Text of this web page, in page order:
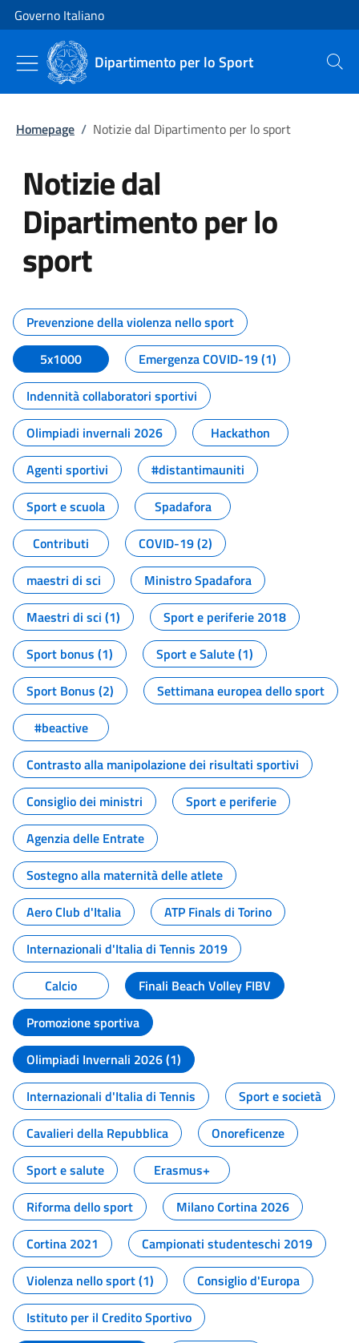
Vai al contenuto
Vai alla navigazione del sito
Governo Italiano
Dipartimento per lo Sport Cerca
Homepage / Notizie dal Dipartimento per lo sport
Notizie dal
Dipartimento per lo
sport
Tutti i contenuti della pagina
Prevenzione della violenza nello sport
5x1000
Emergenza COVID-19 (1)
Indennità collaboratori sportivi
Olimpiadi invernali 2026
Hackathon
Agenti sportivi
#distantimauniti
Sport e scuola
Spadafora
Contributi
COVID-19 (2)
maestri di sci
Ministro Spadafora
Maestri di sci (1)
Sport e periferie 2018
Sport bonus (1)
Sport e Salute (1)
Sport Bonus (2)
Settimana europea dello sport
#beactive
Contrasto alla manipolazione dei risultati sportivi
Consiglio dei ministri
Sport e periferie
Agenzia delle Entrate
Sostegno alla maternità delle atlete
Aero Club d'Italia
ATP Finals di Torino
Internazionali d'Italia di Tennis 2019
Calcio
Finali Beach Volley FIBV
Promozione sportiva
Olimpiadi Invernali 2026 (1)
Internazionali d'Italia di Tennis
Sport e società
Cavalieri della Repubblica
Onoreficenze
Sport e salute
Erasmus+
Riforma dello sport
Milano Cortina 2026
Cortina 2021
Campionati studenteschi 2019
Violenza nello sport (1)
Consiglio d'Europa
Istituto per il Credito Sportivo